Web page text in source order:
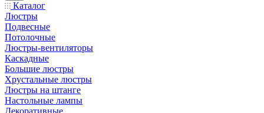
Каталог
Люстры
Подвесные
Потолочные
Люстры-вентиляторы
Каскадные
Большие люстры
Хрустальные люстры
Люстры на штанге
Настольные лампы
Декоративные